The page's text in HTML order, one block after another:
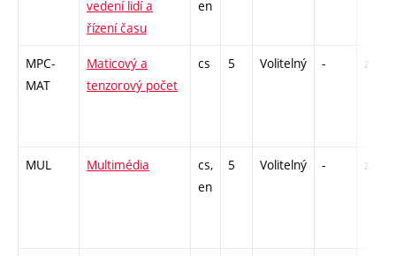
vedení lidí a
řízení času
en
MPC-
MAT
Maticový a
tenzorový počet
cs 5 Volitelný - zá,zk
MUL Multimédia
cs,
en
5 Volitelný - zk